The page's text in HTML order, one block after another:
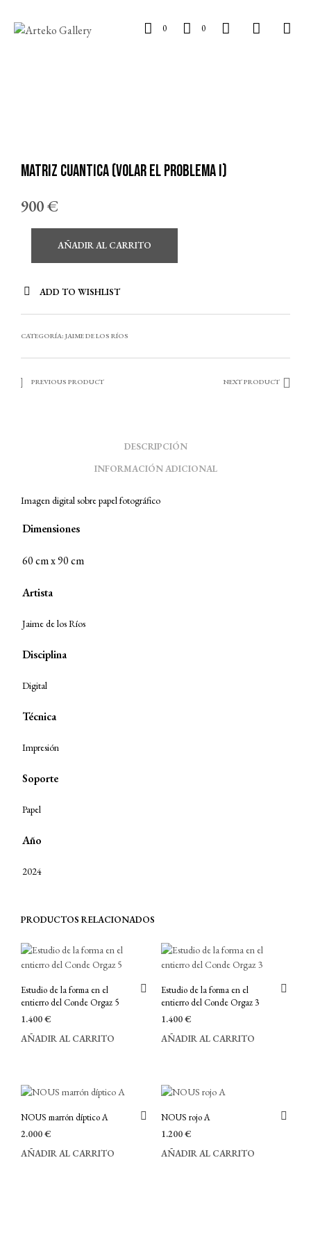
0 0
Matriz cuantica (Volar el problema I)
900€
AÑADIR AL CARRITO
ADD TO WISHLIST
CATEGORÍA: JAIME DE LOS RÍOS
PREVIOUS PRODUCT NEXT PRODUCT
DESCRIPCIÓN
INFORMACIÓN ADICIONAL
Imagen digital sobre papel fotográfico
Dimensiones
60 cm x 90 cm
Artista
Jaime de los Ríos
Disciplina
Digital
Técnica
Impresión
Soporte
Papel
Año
2024
PRODUCTOS RELACIONADOS
Estudio de la forma en el
entierro del Conde Orgaz 5
1.400€
AÑADIR AL CARRITO
Estudio de la forma en el
entierro del Conde Orgaz 3
1.400€
AÑADIR AL CARRITO
NOUS marrón díptico A
2.000€
AÑADIR AL CARRITO
NOUS rojo A
1.200€
AÑADIR AL CARRITO